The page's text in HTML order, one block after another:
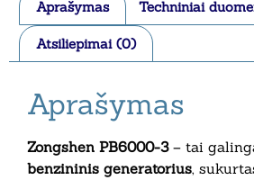
Aprašymas Techniniai
Atsiliepimai (0)
Aprašymas
Zongshen PB6000-3– tai
benzininis generatorius,